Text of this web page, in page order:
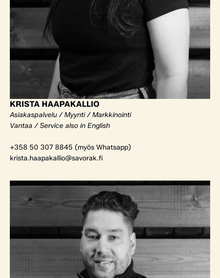
KRISTA HAAPAKALLIO
Asiakaspalvelu / Myynti / Markkinointi
Vantaa / Service also in English
+358 50 307 8845 (myös Whatsapp)
krista.haapakallio@savorak.fi